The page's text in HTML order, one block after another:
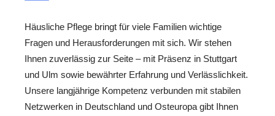
Häusliche Pflege bringt für viele Familien wichtige
Fragen und Herausforderungen mit sich. Wir stehen
Ihnen zuverlässig zur Seite – mit Präsenz in Stuttgart
und Ulm sowie bewährter Erfahrung und Verlässlichkeit.
Unsere langjährige Kompetenz verbunden mit stabilen
Netzwerken in Deutschland und Osteuropa gibt Ihnen